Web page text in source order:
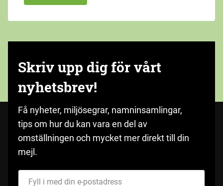
Skriv upp dig för vårt
nyhetsbrev!
Få nyheter, miljösegrar, namninsamlingar,
tips om hur du kan vara en del av
omställningen och mycket mer direkt till din
mejl.